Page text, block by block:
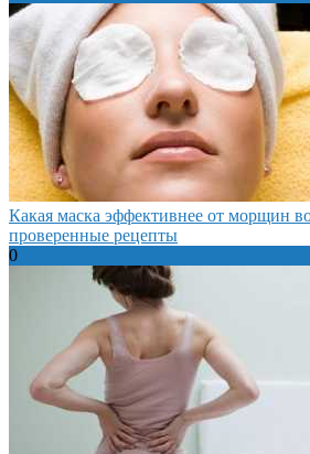
Какая маска эффективнее от морщин
проверенные рецепты
0